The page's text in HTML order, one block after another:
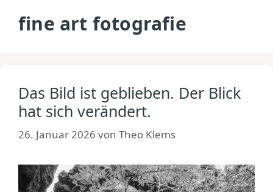
fine art fotografie
Das Bild ist geblieben. Der Blick
hat sich verändert.
26. Januar 2026 von Theo Klems